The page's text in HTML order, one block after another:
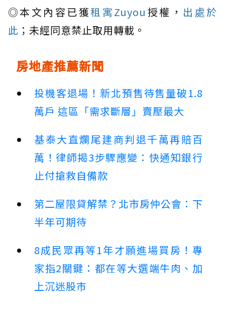
◎本文內容已獲租寓Zuyou 授權， 出處於
此 ；未經同意禁止取用轉載。
房地產推薦新聞
投機客退場！新北預售待售量破1.8
萬戶 這區「需求斷層」賣壓最大
基泰大直爛尾建商判退千萬再賠百
萬！律師揭3步驟應變：快通知銀行
止付搶救自備款
第二屋限貸解禁？北市房仲公會：下
半年可期待
8成民眾再等1年才願進場買房！專
家指2關鍵：都在等大選端牛肉、加
上沉迷股市